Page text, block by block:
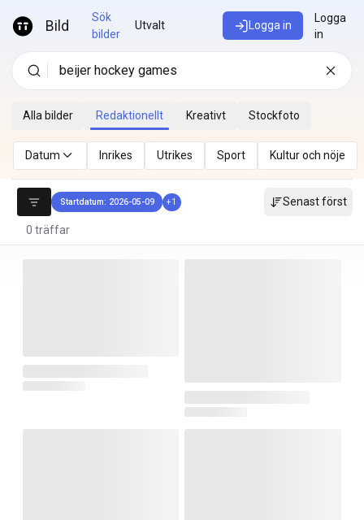
Bild
Sök
bilder
Utvalt Logga in
Logga
in
Alla bilder Redaktionellt Kreativt Stockfoto
Datum Inrikes Utrikes Sport Kultur och nöje
Startdatum: 2026-05-09 +1 Senast först
0 träffar